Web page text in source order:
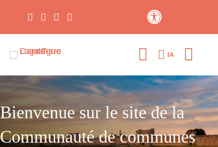
IA
Bienvenue sur le site de la
Communauté de communes